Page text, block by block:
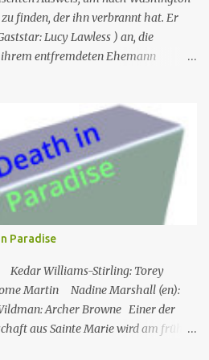
Linville Uwe Paulsen (...
finden, der ihn verbrannt hat. Er
Lucy Lawless ) an, die
entfremdeten Ehemann
wirklich ein Attentäter ist, der
zu töten. Während Sam und Fiona
findet Michael den Attentäter in
doch sie beschließt, in den Tod
zu gehen. Am Ende ist Michaels
ihm sagt, dass der Mann, der ihn
Nr. (ges.) 10 Deutscher Titel
USA 13. Sep. 2007 Deutsch­
Paradise
Kedar Williams-Stirling: Torey
Martin Nadine Marshall (en):
Archer Browne Einer der
aus Sainte Marie wird am frühen